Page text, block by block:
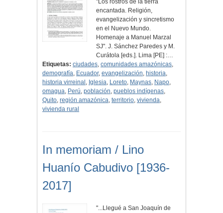
"Los rostros de la tierra
encantada. Religión,
evangelización y sincretismo
en el Nuevo Mundo.
Homenaje a Manuel Marzal
SJ". J. Sánchez Paredes y M.
Curátola [eds.]. Lima [PE] :…
Etiquetas: ciudades, comunidades amazónicas,
demografía, Ecuador, evangelización, historia,
historia virreinal , Iglesia, Loreto, Maynas, Napo,
omagua, Perú, población, pueblos indígenas,
Quito, región amazónica, territorio, vivienda,
vivienda rural
In memoriam / Lino
Huanío Cabudivo [1936-
2017]
"...Llegué a San Joaquín de